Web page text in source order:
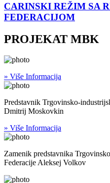
CARINSKI REŽIM SA
FEDERACIJOM
PROJEKAT MBK
» Više Informacija
Predstavnik Trgovinsko-
Dmitrij Moskovkin
» Više Informacija
Zamenik predstavnika
Federacije Aleksej Volkov